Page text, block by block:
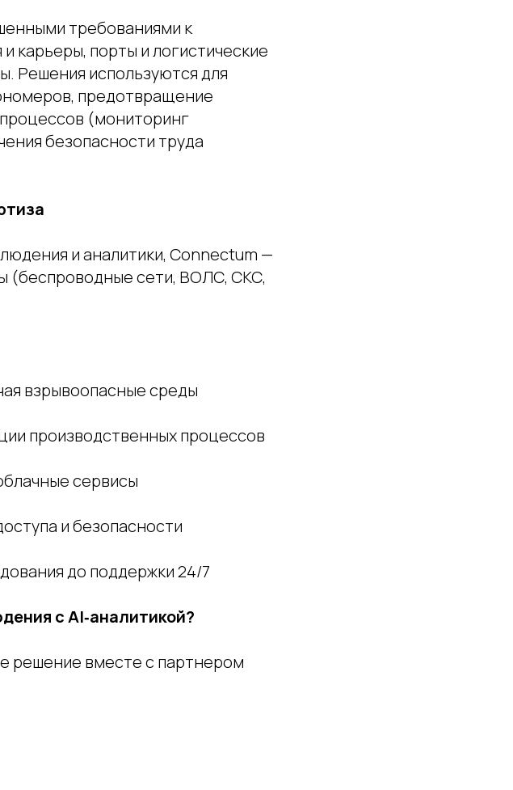
требованиями к
карьеры, порты и логистические
Решения используются для
предотвращение
(мониторинг
безопасности труда
и аналитики, Connectum —
(беспроводные сети, ВОЛС, СКС,
взрывоопасные среды
производственных процессов
сервисы
и безопасности
до поддержки 24/7
с AI‑аналитикой?
решение вместе с партнером